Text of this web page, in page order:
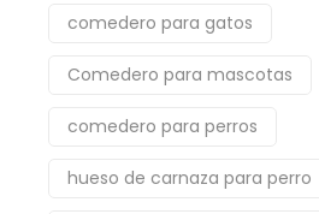
comedero para gatos
Comedero para mascotas
comedero para perros
hueso de carnaza para perro